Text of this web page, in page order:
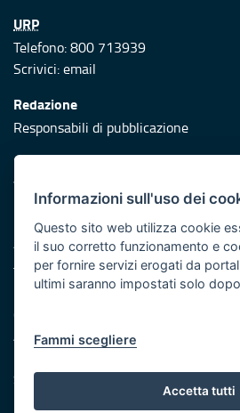
URP
Telefono: 800 713939
Scrivici:email
Redazione
Responsabili di pubblicazione
Protezione civile
Vai al sito di Protezione Civile Puglia
Iniziativa finanziata con risorse del
Asse XI
Note legali
Cookie e privacy
Atti di notifica
Servizi Intranet
Informazioni sull'uso dei
Questo sito web utilizza cookie
il suo corretto funzionamento e
per fornire servizi erogati da
ultimi saranno impostati solo
Fammi scegliere
Accetta tutti